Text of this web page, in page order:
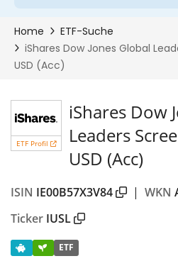
ETF Profil
iShares Dow
Leaders
USD (Acc)
ISIN IE00B57X3V84 | WKN
Ticker IUSL
ETF